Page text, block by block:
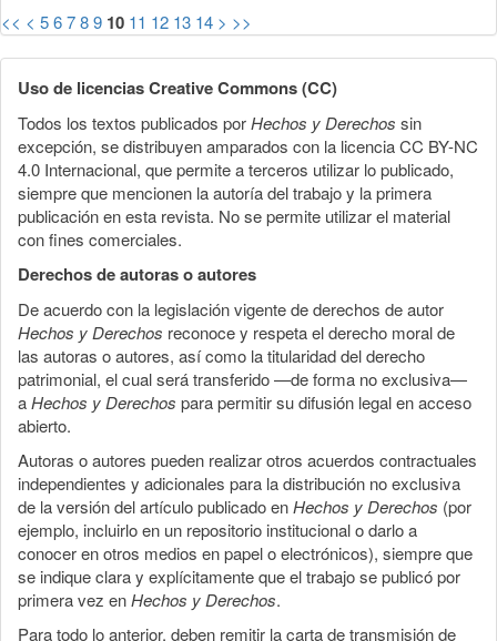
<< < 56789 10 11 12 13 14 > >>
Uso de licencias Creative Commons (CC)
Todos los textos publicados porHechos y Derechos sin
excepción, se distribuyen amparados con la licencia CC BY-NC
4.0 Internacional, que permite a terceros utilizar lo publicado,
siempre que mencionen la autoría del trabajo y la primera
publicación en esta revista. No se permite utilizar el material
con fines comerciales.
Derechos de autoras o autores
De acuerdo con la legislación vigente de derechos de autor
Hechos y Derechos reconoce y respeta el derecho moral de
las autoras o autores, así como la titularidad del derecho
patrimonial, el cual será transferido —de forma no exclusiva—
aHechos y Derechos para permitir su difusión legal en acceso
abierto.
Autoras o autores pueden realizar otros acuerdos contractuales
independientes y adicionales para la distribución no exclusiva
de la versión del artículo publicado enHechos y Derechos (por
ejemplo, incluirlo en un repositorio institucional o darlo a
conocer en otros medios en papel o electrónicos), siempre que
se indique clara y explícitamente que el trabajo se publicó por
primera vez enHechos y Derechos.
Para todo lo anterior, deben remitir la carta de transmisión de